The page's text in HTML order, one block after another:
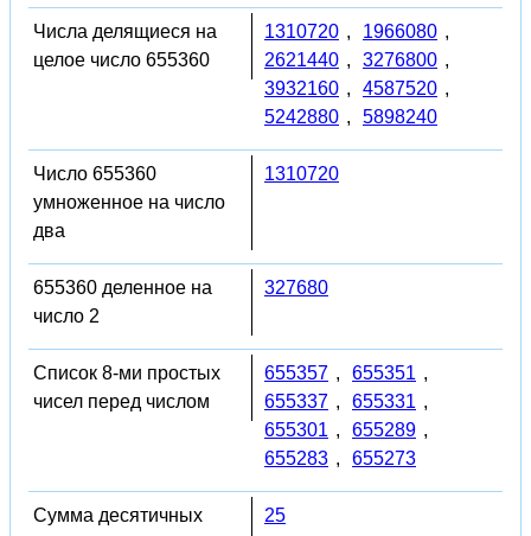
Числа делящиеся на
целое число 655360
1310720 , 1966080 ,
2621440 , 3276800 ,
3932160 , 4587520 ,
5242880 , 5898240
Число 655360
умноженное на число
два
1310720
655360 деленное на
число 2
327680
Список 8-ми простых
чисел перед числом
655357 , 655351 ,
655337 , 655331 ,
655301 , 655289 ,
655283 , 655273
Сумма десятичных
25